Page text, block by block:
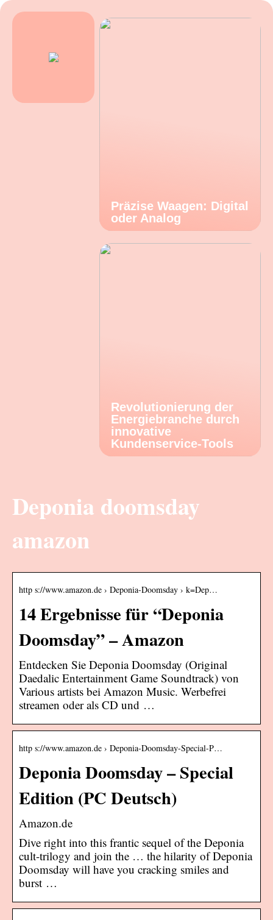
Präzise Waagen: Digital
oder Analog
Revolutionierung der
Energiebranche durch
innovative
Kundenservice-Tools
Deponia doomsday
amazon
http s://www.amazon.de › Deponia-Doomsday › k=Dep…
14 Ergebnisse für “Deponia
Doomsday” – Amazon
Entdecken Sie Deponia Doomsday (Original
Daedalic Entertainment Game Soundtrack) von
Various artists bei Amazon Music. Werbefrei
streamen oder als CD und …
http s://www.amazon.de › Deponia-Doomsday-Special-P…
Deponia Doomsday – Special
Edition (PC Deutsch)
Amazon.de
Dive right into this frantic sequel of the Deponia
cult-trilogy and join the … the hilarity of Deponia
Doomsday will have you cracking smiles and
burst …